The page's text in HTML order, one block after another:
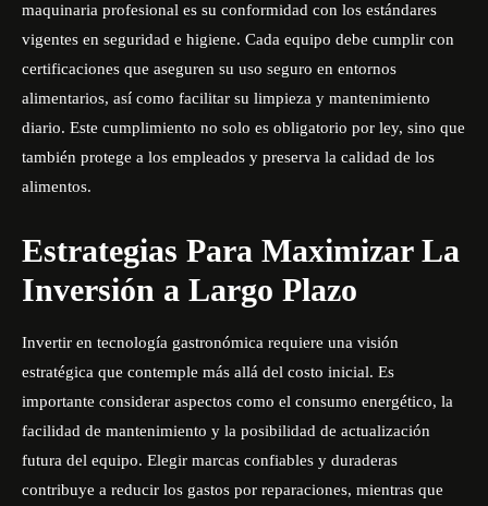
maquinaria profesional es su conformidad con los estándares
vigentes en seguridad e higiene. Cada equipo debe cumplir con
certificaciones que aseguren su uso seguro en entornos
alimentarios, así como facilitar su limpieza y mantenimiento
diario. Este cumplimiento no solo es obligatorio por ley, sino que
también protege a los empleados y preserva la calidad de los
alimentos.
Estrategias Para Maximizar La
Inversión a Largo Plazo
Invertir en tecnología gastronómica requiere una visión
estratégica que contemple más allá del costo inicial. Es
importante considerar aspectos como el consumo energético, la
facilidad de mantenimiento y la posibilidad de actualización
futura del equipo. Elegir marcas confiables y duraderas
contribuye a reducir los gastos por reparaciones, mientras que